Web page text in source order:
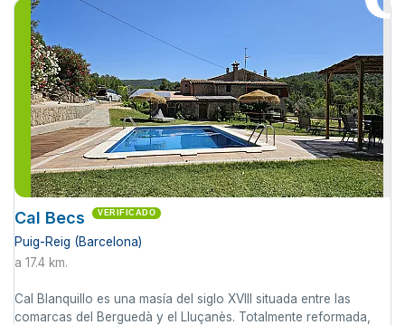
Cal Becs VERIFICADO
Puig-Reig (Barcelona)
a 17.4 km.
Cal Blanquillo es una masía del siglo XVIII situada entre las
comarcas del Berguedà y el Lluçanès. Totalmente reformada,